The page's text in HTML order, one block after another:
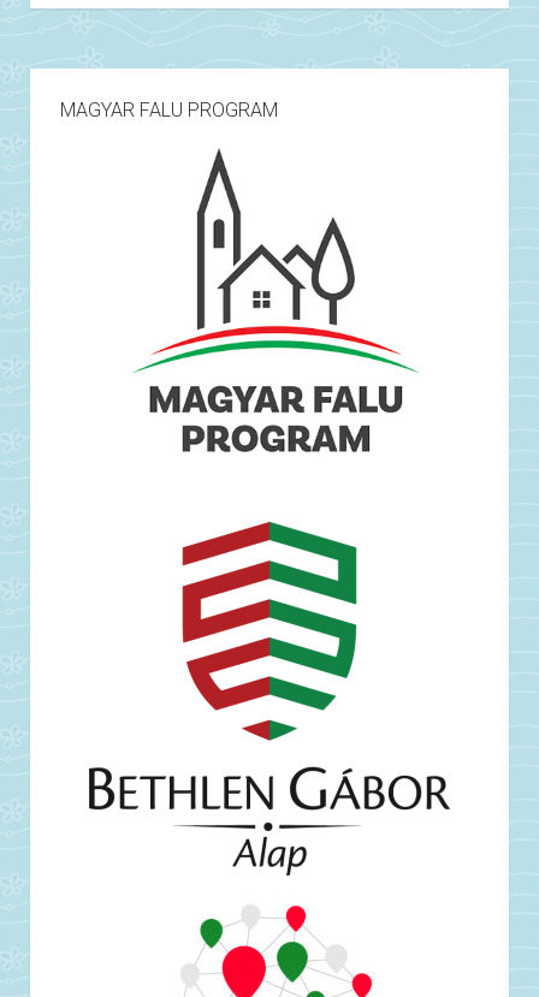
MAGYAR FALU PROGRAM